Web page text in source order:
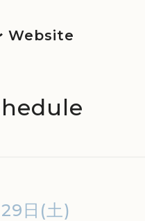
Website
日(土)